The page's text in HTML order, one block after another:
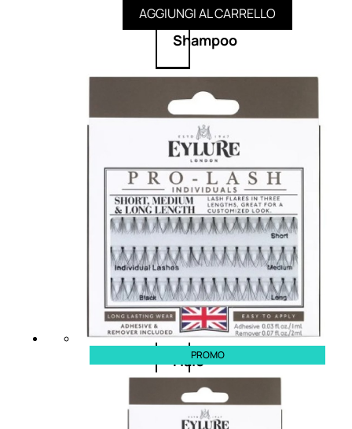
Shampoo
Balsamo
Mousse
Olii
capelli
Maschere
Lozioni
Fiale
Sieri
AGGIUNGI AL CARRELLO
PROMO